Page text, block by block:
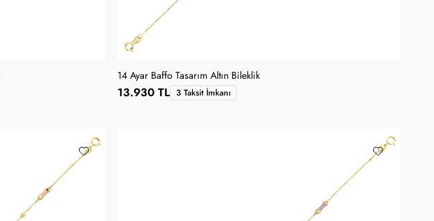
14 Ayar Baffo Tasarım Altın Bileklik
13.930 TL 3 Taksit İmkanı